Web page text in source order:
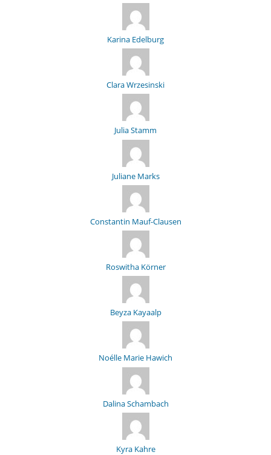
Karina Edelburg
Clara Wrzesinski
Julia Stamm
Juliane Marks
Constantin Mauf-Clausen
Roswitha Körner
Beyza Kayaalp
Noélle Marie Hawich
Dalina Schambach
Kyra Kahre